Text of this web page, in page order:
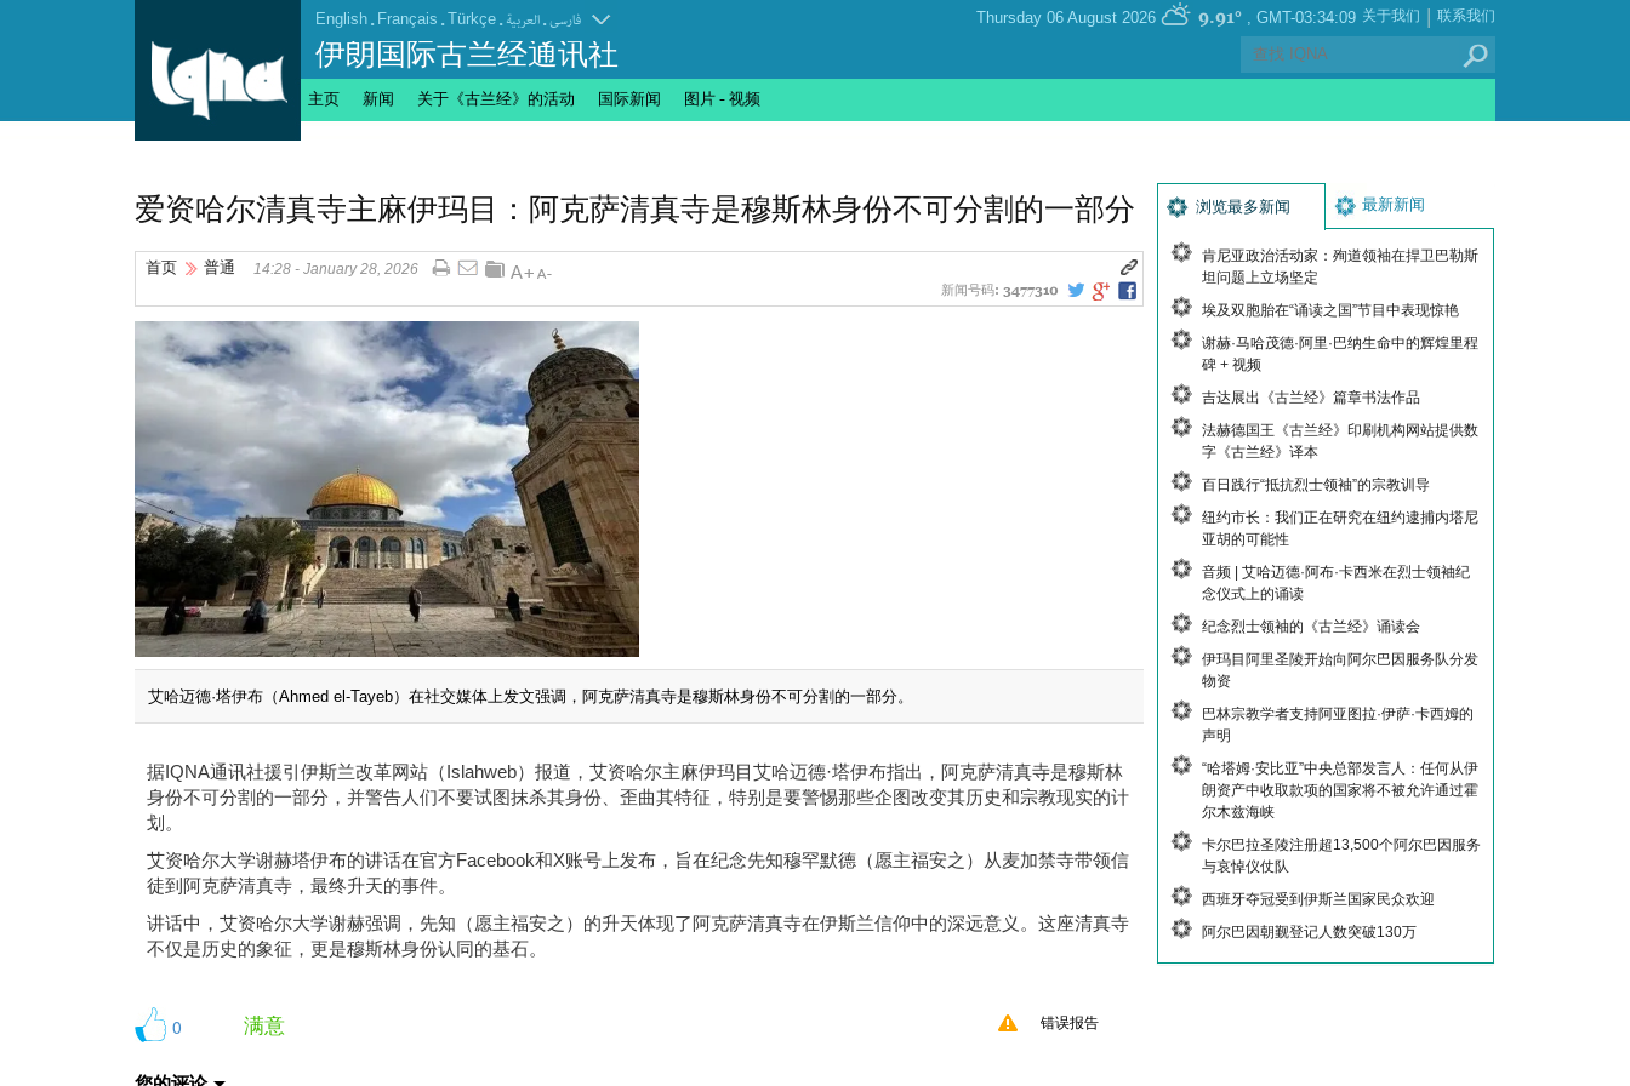
English . Français . Türkçe . العربیة.فارسی
伊朗国际古兰经通讯社
GMT-03:34:09
, Thursday 06 August 2026
9.91° 联系我们
|
关于我们
主页 新闻 关于《古兰经》的活动 国际新闻 图片 - 视频
爱资哈尔清真寺主麻伊玛目：阿克萨清真寺是穆斯林身份不可分割的一部分
首页 普通
14:28 - January 28, 2026
新闻号码: 3477310
艾哈迈德·塔伊布（Ahmed el-Tayeb）在社交媒体上发文强调，阿克萨清真寺是穆斯林身份不可分割的一部分。
据IQNA通讯社援引伊斯兰改革网站（Islahweb）报道，艾资哈尔主麻伊玛目艾哈迈德·塔伊布指出，阿克萨清真寺是穆斯林
身份不可分割的一部分，并警告人们不要试图抹杀其身份、歪曲其特征，特别是要警惕那些企图改变其历史和宗教现实的计
划。
艾资哈尔大学谢赫塔伊布的讲话在官方Facebook和X账号上发布，旨在纪念先知穆罕默德（愿主福安之）从麦加禁寺带领信
徒到阿克萨清真寺，最终升天的事件。
讲话中，艾资哈尔大学谢赫强调，先知（愿主福安之）的升天体现了阿克萨清真寺在伊斯兰信仰中的深远意义。这座清真寺
不仅是历史的象征，更是穆斯林身份认同的基石。
0 满意 错误报告
浏览最多新闻 最新新闻
肯尼亚政治活动家：殉道领袖在捍卫巴勒斯
坦问题上立场坚定
埃及双胞胎在“诵读之国”节目中表现惊艳
谢赫·马哈茂德·阿里·巴纳生命中的辉煌里程
碑 + 视频
吉达展出《古兰经》篇章书法作品
法赫德国王《古兰经》印刷机构网站提供数
字《古兰经》译本
百日践行“抵抗烈士领袖”的宗教训导
纽约市长：我们正在研究在纽约逮捕内塔尼
亚胡的可能性
音频 | 艾哈迈德·阿布·卡西米在烈士领袖纪
念仪式上的诵读
纪念烈士领袖的《古兰经》诵读会
伊玛目阿里圣陵开始向阿尔巴因服务队分发
物资
巴林宗教学者支持阿亚图拉·伊萨·卡西姆的
声明
“哈塔姆·安比亚”中央总部发言人：任何从伊
朗资产中收取款项的国家将不被允许通过霍
尔木兹海峡
卡尔巴拉圣陵注册超13,500个阿尔巴因服务
与哀悼仪仗队
西班牙夺冠受到伊斯兰国家民众欢迎
阿尔巴因朝觐登记人数突破130万